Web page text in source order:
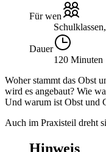
Für wen
Dauer
120 Minuten
Woher stammt das Obst
wird es angebaut? Wie
Und warum ist Obst und
Auch im Praxisteil dreht
Hinweis